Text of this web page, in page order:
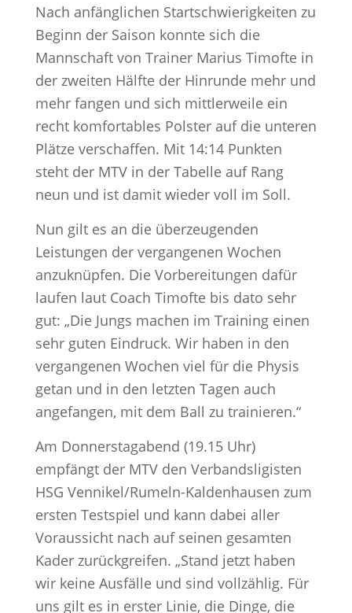
Nach anfänglichen Startschwierigkeiten zu
Beginn der Saison konnte sich die
Mannschaft von Trainer Marius Timofte in
der zweiten Hälfte der Hinrunde mehr und
mehr fangen und sich mittlerweile ein
recht komfortables Polster auf die unteren
Plätze verschaffen. Mit 14:14 Punkten
steht der MTV in der Tabelle auf Rang
neun und ist damit wieder voll im Soll.
Nun gilt es an die überzeugenden
Leistungen der vergangenen Wochen
anzuknüpfen. Die Vorbereitungen dafür
laufen laut Coach Timofte bis dato sehr
gut: „Die Jungs machen im Training einen
sehr guten Eindruck. Wir haben in den
vergangenen Wochen viel für die Physis
getan und in den letzten Tagen auch
angefangen, mit dem Ball zu trainieren.“
Am Donnerstagabend (19.15 Uhr)
empfängt der MTV den Verbandsligisten
HSG Vennikel/Rumeln-Kaldenhausen zum
ersten Testspiel und kann dabei aller
Voraussicht nach auf seinen gesamten
Kader zurückgreifen. „Stand jetzt haben
wir keine Ausfälle und sind vollzählig. Für
uns gilt es in erster Linie, die Dinge, die